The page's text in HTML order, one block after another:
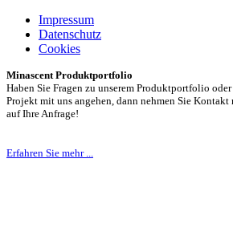
Impressum
Datenschutz
Cookies
Minascent Produktportfolio
Haben Sie Fragen zu unserem Produktportfolio
Projekt mit uns angehen, dann nehmen Sie Kontakt
auf Ihre Anfrage!
Erfahren Sie mehr ...